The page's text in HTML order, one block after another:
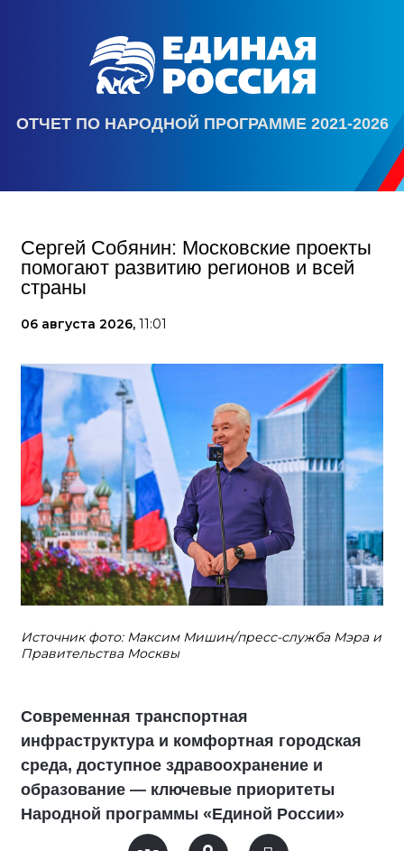
ОТЧЕТ ПО НАРОДНОЙ ПРОГРАММЕ 2021-2026
Сергей Собянин: Московские проекты
помогают развитию регионов и всей
страны
06 августа 2026, 11:01
Источник фото: Максим Мишин/пресс-служба Мэра и
Правительства Москвы
Современная транспортная
инфраструктура и комфортная городская
среда, доступное здравоохранение и
образование — ключевые приоритеты
Народной программы «Единой России»